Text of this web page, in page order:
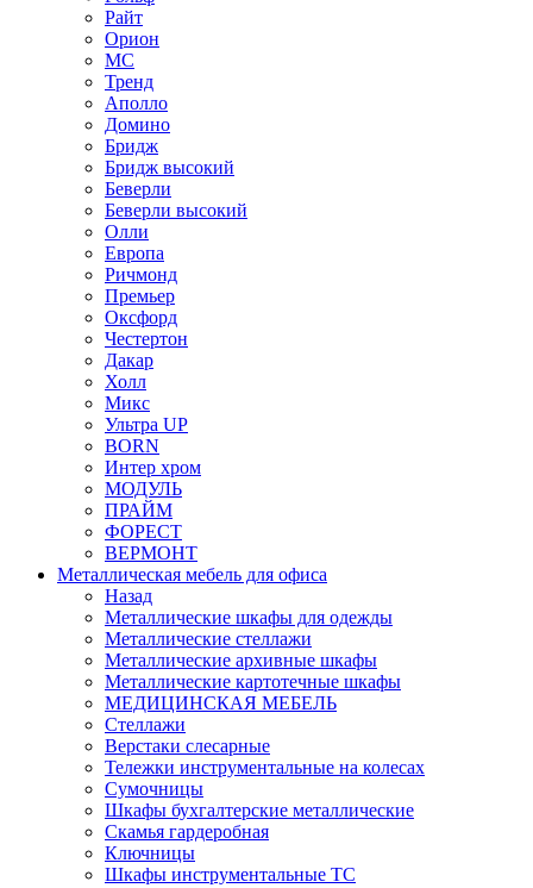
Райт
Орион
МС
Тренд
Аполло
Домино
Бридж
Бридж высокий
Беверли
Беверли высокий
Олли
Европа
Ричмонд
Премьер
Оксфорд
Честертон
Дакар
Холл
Микс
Ультра UP
BORN
Интер хром
МОДУЛЬ
ПРАЙМ
ФОРЕСТ
ВЕРМОНТ
Металлическая мебель для офиса
Назад
Металлические шкафы для одежды
Металлические стеллажи
Металлические архивные шкафы
Металлические картотечные шкафы
МЕДИЦИНСКАЯ МЕБЕЛЬ
Стеллажи
Верстаки слесарные
Тележки инструментальные на колесах
Сумочницы
Шкафы бухгалтерские металлические
Скамья гардеробная
Ключницы
Шкафы инструментальные ТС